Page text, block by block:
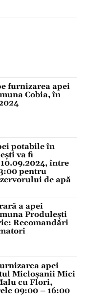
furnizarea apei
Cobia, în
potabile în
va fi
între
pentru
de apă
a apei
Produlești
Recomandări
apei
Micloșanii Mici
cu Flori,
09:00 – 16:00